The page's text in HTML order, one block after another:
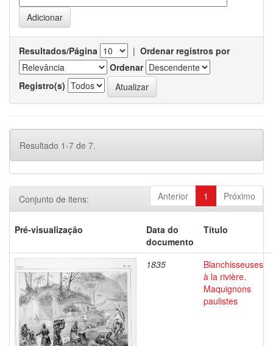
Resultados/Página | Ordenar registros por
Ordenar
Registro(s)
Resultado 1-7 de 7.
Anterior 1 Próximo
Conjunto de itens:
Pré-visualização
Data do
documento
Título
1835
Blanchisseuses
à la rivière.
Maquignons
paulistes